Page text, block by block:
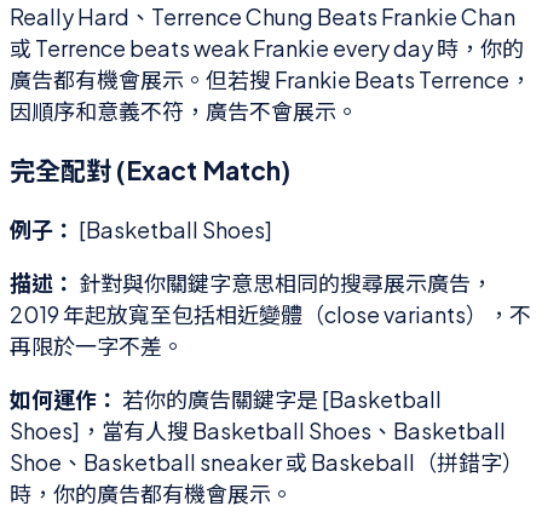
Really Hard、Terrence Chung Beats Frankie Chan
或 Terrence beats weak Frankie every day 時，你的
廣告都有機會展示。但若搜 Frankie Beats Terrence，
因順序和意義不符，廣告不會展示。
完全配對 (Exact Match)
例子： [Basketball Shoes]
描述： 針對與你關鍵字意思相同的搜尋展示廣告，
2019 年起放寬至包括相近變體（close variants），不
再限於一字不差。
如何運作： 若你的廣告關鍵字是 [Basketball
Shoes]，當有人搜 Basketball Shoes、Basketball
Shoe、Basketball sneaker 或 Baskeball（拼錯字）
時，你的廣告都有機會展示。